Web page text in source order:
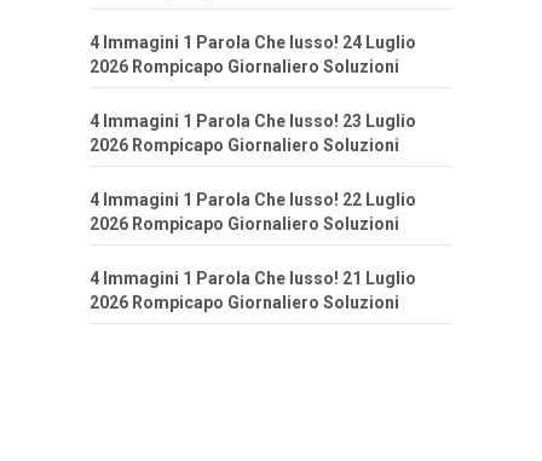
4 Immagini 1 Parola Che lusso! 24 Luglio
2026 Rompicapo Giornaliero Soluzioni
4 Immagini 1 Parola Che lusso! 23 Luglio
2026 Rompicapo Giornaliero Soluzioni
4 Immagini 1 Parola Che lusso! 22 Luglio
2026 Rompicapo Giornaliero Soluzioni
4 Immagini 1 Parola Che lusso! 21 Luglio
2026 Rompicapo Giornaliero Soluzioni